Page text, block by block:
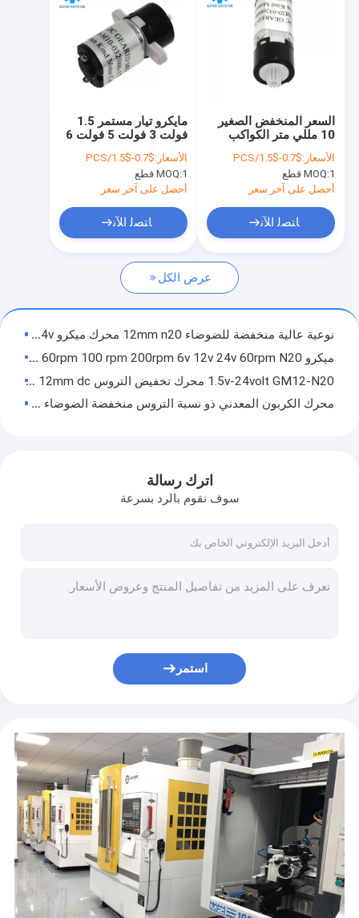
محرك كوكبي DC موجه
نحى العاصمة المحرك
محرك DC بدون فرشات
محرك DC Coreless
DC دودة جير موتور
مايكرو دي سي فرش موتور
مايكرو تيار مستمر 1.5
فولت 3 فولت 5 فولت 6
مخفض التروس الكوكبي
البلاستيكي
الأسعار:$0.7-$1.5/PCS
MOQ:1 قطع
أحصل على آخر سعر
ﺎﺘﺼﻟ ﺍﻶﻧ
السعر المنخفض الصغير
10 مللي متر الكواكب
البلاستيك تخفيض محرك
تروس تيار مستمر 1.5
5 فولت 6 فولت
الأسعار:$0.7-$1.5/PCS
MOQ:1 قطع
أحصل على آخر سعر
ﺎﺘﺼﻟ ﺍﻶﻧ
عرض الكل
نوعية عالية منخفضة للضوضاء 12mm n20 محرك ميكرو 1.5v-24v مع علبة التروس المعدنية
ميكرو gm12 n20va 3w 60rpm 100 rpm 200rpm 6v 12v 24v 60rpm N20 محرك التروس المعدنية الصغيرة مع مكيف المكيف مربع
1.5v-24volt GM12-N20 محرك تخفيض التروس 12mm dc مع معدل التروس 100:1 150:1 210:1 298:1 380:1 340:1 1000:1
محرك الكربون المعدني ذو نسبة التروس منخفضة الضوضاء n10 n20 n30 1:20 1:30 1:50 1:75 1:100 1:150 1:210 1:250 1:298 1:380 1:1000 علبة التروس
ضوضاء منخفضة صغيرة 1.5v 3v 3.7v 5v 6v 12v دورات منخفضة في الدقيقة عزم دوران عالي 12mm gm12 n10 n20 n30 dc محرك كهربائي مقصورة التروس المسطحة
المعدن مزدوج شعلة مسطحة gm12 n10 n20 n30 0.5w dc 3v 5v 6v 12v 12 40 50 60 80 100 700 دورة مربعة مخفّض صندوق التروس المحرك
محرك التروس الميكرو الصامت 12 فولت DC عالية العزم 80 دورة في الدقيقة مع مكيف
محرك ميني دوتشر 3v 5v 6v 13mm GM13-050
سعر منخفض محرك ميكرو 16 جيجا 150 دورة في الدقيقة 300 دورة في الدقيقة 450 دورة في الدقيقة
GM16-050 15.5mm عزم دوران عالي 3v 6v 12 فولت محرك التروس المباشر مع علبة التروس 16mm
نوعية عالية منخفضة الضوضاء ميكرو dc 1.5v-24v قطر 12mm 13mm 14mm 16mm gm16 cw ccw محرك فرشاة الكربون
اترك رسالة
سوف نقوم بالرد بسرعة
استمر